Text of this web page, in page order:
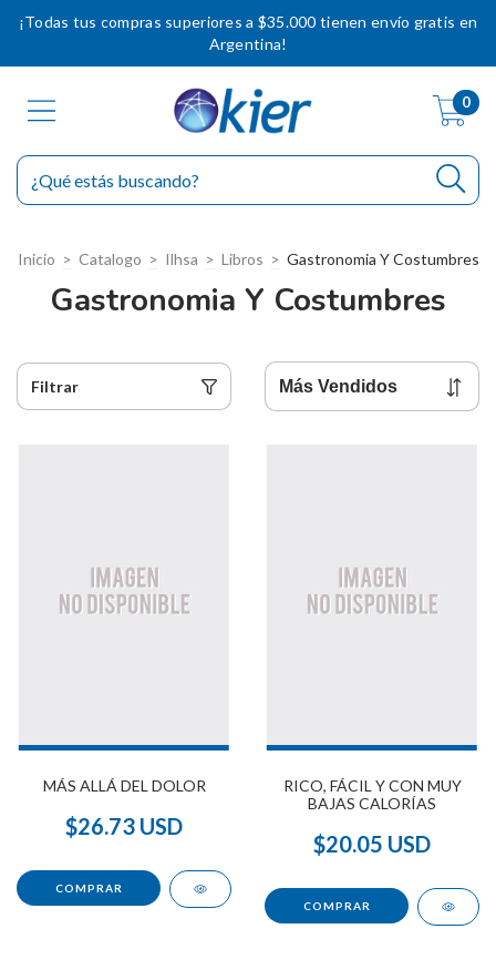
¡Todas tus compras superiores a $35.000 tienen envío gratis en
Argentina!
0
Inicio > Catalogo > Ilhsa > Libros > Gastronomia Y Costumbres
Gastronomia Y Costumbres
Filtrar
MÁS ALLÁ DEL DOLOR
$26.73 USD
RICO, FÁCIL Y CON MUY
BAJAS CALORÍAS
$20.05 USD